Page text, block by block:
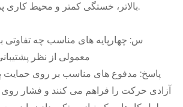
بالاتر، خستگی کمتر و محیط کاری پربارتر کمک می‌کنند.
س: چهارپایه های مناسب چه تفاوتی
معمولی از نظر
پاسخ: مدفوع های مناسب بر روی حمایت
آزادی حرکت را فراهم می کنند و فشار